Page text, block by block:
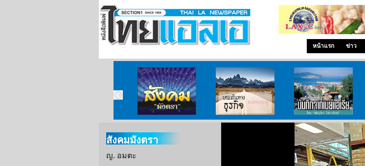
หน้าแรก ข่าว
สังคมมังตรา บนเส้นทางธุรกิจ บันทึกจากเบย์เอเรีย
สังคมมังตรา
ญ. อมตะ